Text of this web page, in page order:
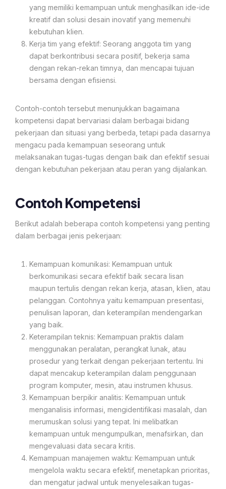
yang memiliki kemampuan untuk menghasilkan ide-ide
kreatif dan solusi desain inovatif yang memenuhi
kebutuhan klien.
Kerja tim yang efektif: Seorang anggota tim yang
dapat berkontribusi secara positif, bekerja sama
dengan rekan-rekan timnya, dan mencapai tujuan
bersama dengan efisiensi.
Contoh-contoh tersebut menunjukkan bagaimana
kompetensi dapat bervariasi dalam berbagai bidang
pekerjaan dan situasi yang berbeda, tetapi pada dasarnya
mengacu pada kemampuan seseorang untuk
melaksanakan tugas-tugas dengan baik dan efektif sesuai
dengan kebutuhan pekerjaan atau peran yang dijalankan.
Contoh Kompetensi
Berikut adalah beberapa contoh kompetensi yang penting
dalam berbagai jenis pekerjaan:
Kemampuan komunikasi: Kemampuan untuk
berkomunikasi secara efektif baik secara lisan
maupun tertulis dengan rekan kerja, atasan, klien, atau
pelanggan. Contohnya yaitu kemampuan presentasi,
penulisan laporan, dan keterampilan mendengarkan
yang baik.
Keterampilan teknis: Kemampuan praktis dalam
menggunakan peralatan, perangkat lunak, atau
prosedur yang terkait dengan pekerjaan tertentu. Ini
dapat mencakup keterampilan dalam penggunaan
program komputer, mesin, atau instrumen khusus.
Kemampuan berpikir analitis: Kemampuan untuk
menganalisis informasi, mengidentifikasi masalah, dan
merumuskan solusi yang tepat. Ini melibatkan
kemampuan untuk mengumpulkan, menafsirkan, dan
mengevaluasi data secara kritis.
Kemampuan manajemen waktu: Kemampuan untuk
mengelola waktu secara efektif, menetapkan prioritas,
dan mengatur jadwal untuk menyelesaikan tugas-